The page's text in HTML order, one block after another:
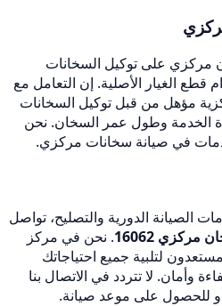
مركزي على توكيل السخانات
الغيار الأصلية. إن التعامل مع
مؤهل من قبل توكيل السخانات
الخدمة وطول عمر السخان. نحن
في صيانة سخانات مركزي.
الدورية والتصليح، تواصل
16062
. نحن في مركز
لتلبية جميع احتياجاتك
وأمان. لا تتردد في الاتصال بنا
للحصول على موعد صيانة.